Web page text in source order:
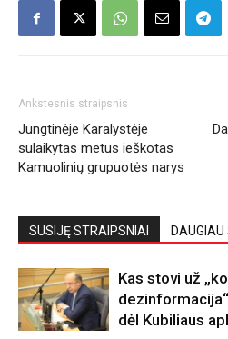
Ankstesnis straipsnis
Jungtinėje Karalystėje
sulaikytas metus ieškotas
Kamuolinių grupuotės narys
SUSIJĘ STRAIPSNIAI
Kas stovi už
dėl Kubiliaus